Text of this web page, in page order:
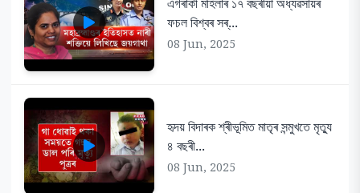
ফচল বিশ্বৰ সৰ্...
08 Jun, 2025
হৃদয় বিদাৰক শ্ৰীভূমিত মাতৃৰ সন্মুখতে মৃত্যু
৪ বছৰী...
08 Jun, 2025